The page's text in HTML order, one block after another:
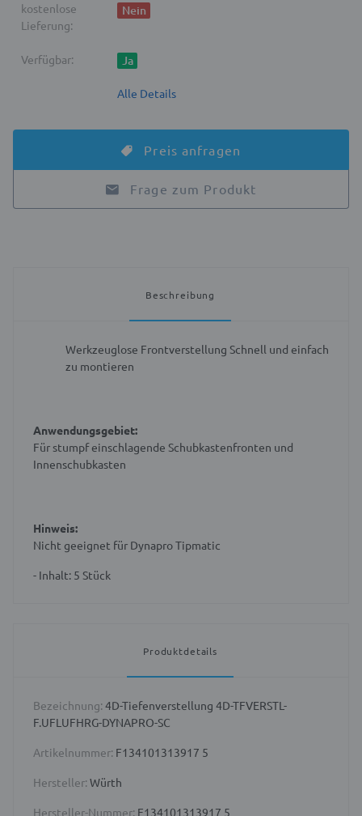
kostenlose
Lieferung:
Nein
Verfügbar: Ja
Alle Details
Preis anfragen
Frage zum Produkt
Beschreibung
Werkzeuglose Frontverstellung Schnell und einfach
zu montieren
Anwendungsgebiet:
Für stumpf einschlagende Schubkastenfronten und
Innenschubkasten
Hinweis:
Nicht geeignet für Dynapro Tipmatic
- Inhalt: 5 Stück
Produktdetails
Bezeichnung: 4D-Tiefenverstellung 4D-TFVERSTL-
F.UFLUFHRG-DYNAPRO-SC
Artikelnummer: F134101313917 5
Hersteller: Würth
Hersteller-Nummer: F134101313917 5